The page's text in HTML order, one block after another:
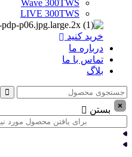
Wave 300TWS
LIVE 300TWS
خرید کنید
درباره ما
تماس با ما
بلاگ
بستن